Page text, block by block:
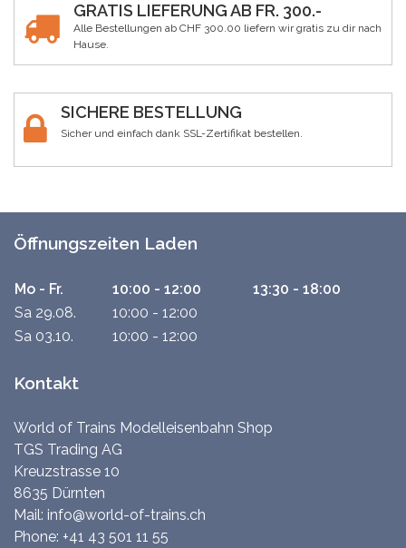
GRATIS LIEFERUNG AB FR. 300.-
Alle Bestellungen ab CHF 300.00 liefern wir gratis zu dir nach
Hause.
SICHERE BESTELLUNG
Sicher und einfach dank SSL-Zertifikat bestellen.
Öffnungszeiten Laden
Mo - Fr. 10:00 - 12:00
13:30 - 18:00
Sa 29.08.
10:00 - 12:00
Sa 03.10.
10:00 - 12:00
Kontakt
World of Trains Modelleisenbahn Shop
TGS Trading AG
Kreuzstrasse 10
8635 Dürnten
Mail: info@world-of-trains.ch
Phone: +41 43 501 11 55